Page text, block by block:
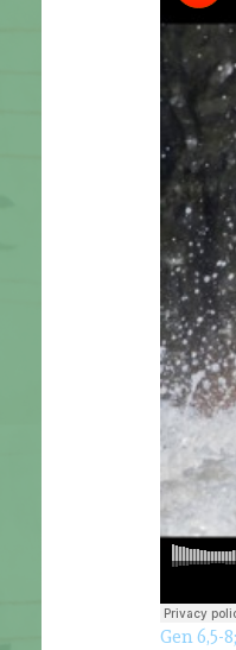
Gen 6,5-